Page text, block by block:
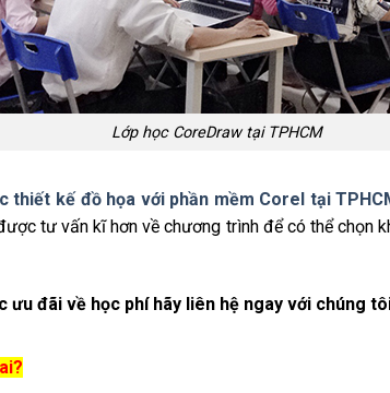
Lớp học CoreDraw tại TPHCM
thiết kế đồ họa với phần mềm Corel tại
tư vấn kĩ hơn về chương trình để có thể chọn
ưu đãi về học phí hãy liên hệ ngay với chúng